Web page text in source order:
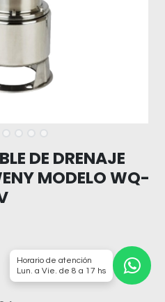
DE DRENAJE
MODELO WQ-
Horario de atención
Lun. a Vie. de 8 a 17 hs